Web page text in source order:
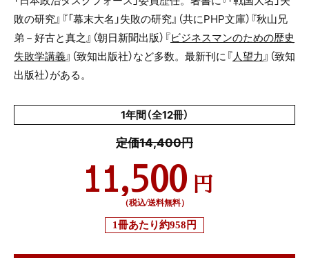
敗の研究』『「幕末大名」失敗の研究』（共にPHP文庫）『秋山兄
弟－好古と真之』（朝日新聞出版）『ビジネスマンのための歴史
失敗学講義』（致知出版社）など多数。最新刊に『人望力』（致知
出版社）がある。
1年間（全12冊）
定価14,400円
11,500 円
（税込/送料無料）
1冊あたり約958円